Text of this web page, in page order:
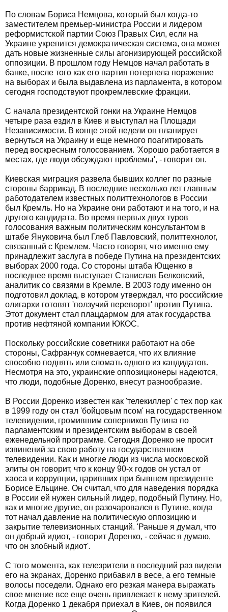
По словам Бориса Немцова, который был когда-то
заместителем премьер-министра России и лидером
реформистской партии Союз Правых Сил, если на
Украине укрепится демократическая система, она может
дать новые жизненные силы агонизирующей российской
оппозиции. В прошлом году Немцов начал работать в
банке, после того как его партия потерпела поражение
на выборах и была выдавлена из парламента, в котором
сегодня господствуют прокремлевские фракции.
С начала президентской гонки на Украине Немцов
четыре раза ездил в Киев и выступал на Площади
Независимости. В конце этой недели он планирует
вернуться на Украину и еще немного поагитировать
перед воскресным голосованием. 'Хорошо работается в
местах, где люди обсуждают проблемы', - говорит он.
Киевская миграция развела бывших коллег по разные
стороны баррикад. В последние несколько лет главным
работодателем известных политтехнологов в России
был Кремль. Но на Украине они работают и на того, и на
другого кандидата. Во время первых двух туров
голосования важным политическим консультантом в
штабе Януковича был Глеб Павловский, политтехнолог,
связанный с Кремлем. Часто говорят, что именно ему
принадлежит заслуга в победе Путина на президентских
выборах 2000 года. Со стороны штаба Ющенко в
последнее время выступает Станислав Белковский,
аналитик со связями в Кремле. В 2003 году именно он
подготовил доклад, в котором утверждал, что российские
олигархи готовят 'ползучий переворот' против Путина.
Этот документ стал плацдармом для атак государства
против нефтяной компании ЮКОС.
Поскольку российские советники работают на обе
стороны, Сафранчук сомневается, что их влияние
способно поднять или сломать одного из кандидатов.
Несмотря на это, украинские оппозиционеры надеются,
что люди, подобные Доренко, внесут разнообразие.
В России Доренко известен как 'телекиллер' с тех пор как
в 1999 году он стал 'бойцовым псом' на государственном
телевидении, громившим соперников Путина по
парламентским и президентским выборам в своей
еженедельной программе. Сегодня Доренко не просит
извинений за свою работу на государственном
телевидении. Как и многие люди из числа московской
элиты он говорит, что к концу 90-х годов он устал от
хаоса и коррупции, царивших при бывшем президенте
Борисе Ельцине. Он считал, что для наведения порядка
в России ей нужен сильный лидер, подобный Путину. Но,
как и многие другие, он разочаровался в Путине, когда
тот начал давление на политическую оппозицию и
закрытие телевизионных станций. 'Раньше я думал, что
он добрый идиот, - говорит Доренко, - сейчас я думаю,
что он злобный идиот'.
С того момента, как телезрители в последний раз видели
его на экранах, Доренко прибавил в весе, а его темные
волосы поседели. Однако его резкая манера выражать
свое мнение все еще очень привлекает к нему зрителей.
Когда Доренко 1 декабря приехал в Киев, он появился